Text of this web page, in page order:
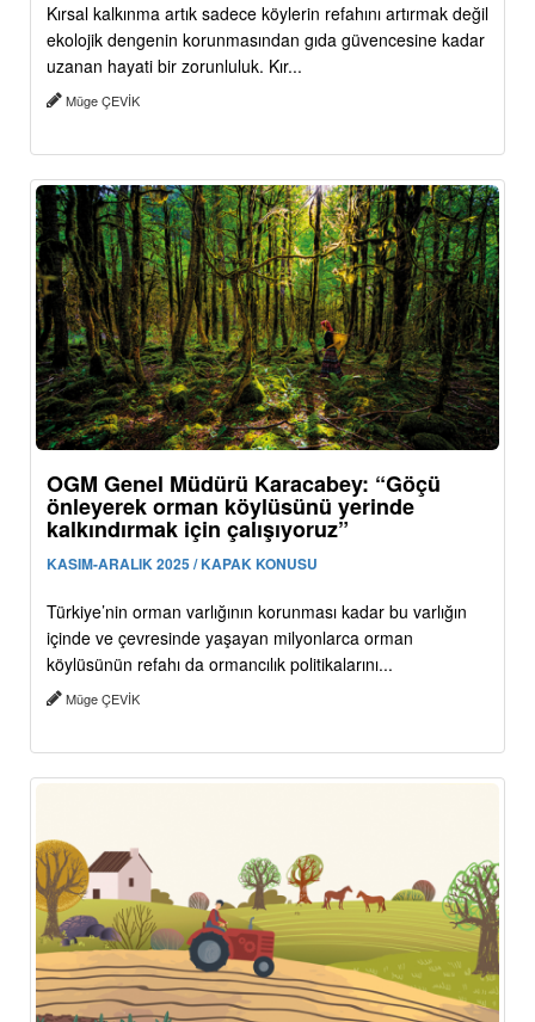
Kırsal kalkınma artık sadece köylerin refahını artırmak değil
ekolojik dengenin korunmasından gıda güvencesine kadar
uzanan hayati bir zorunluluk. Kır...
Müge ÇEVİK
OGM Genel Müdürü Karacabey: “Göçü
önleyerek orman köylüsünü yerinde
kalkındırmak için çalışıyoruz”
KASIM-ARALIK 2025 / KAPAK KONUSU
Türkiye’nin orman varlığının korunması kadar bu varlığın
içinde ve çevresinde yaşayan milyonlarca orman
köylüsünün refahı da ormancılık politikalarını...
Müge ÇEVİK